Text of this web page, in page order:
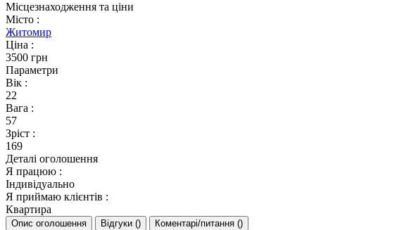
Місцезнаходження та ціни
Місто :
Житомир
Ціна :
3500 грн
Параметри
Вік :
22
Вага :
57
Зріст :
169
Деталі оголошення
Я працюю :
Індивідуально
Я приймаю клієнтів :
Квартира
Опис оголошення Відгуки () Коментарі/питання ()